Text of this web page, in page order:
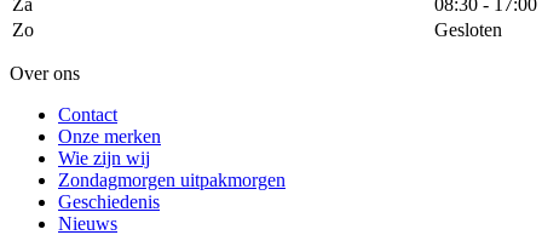
Zo
Gesloten
Over ons
Contact
Onze merken
Wie zijn wij
Zondagmorgen uitpakmorgen
Geschiedenis
Nieuws